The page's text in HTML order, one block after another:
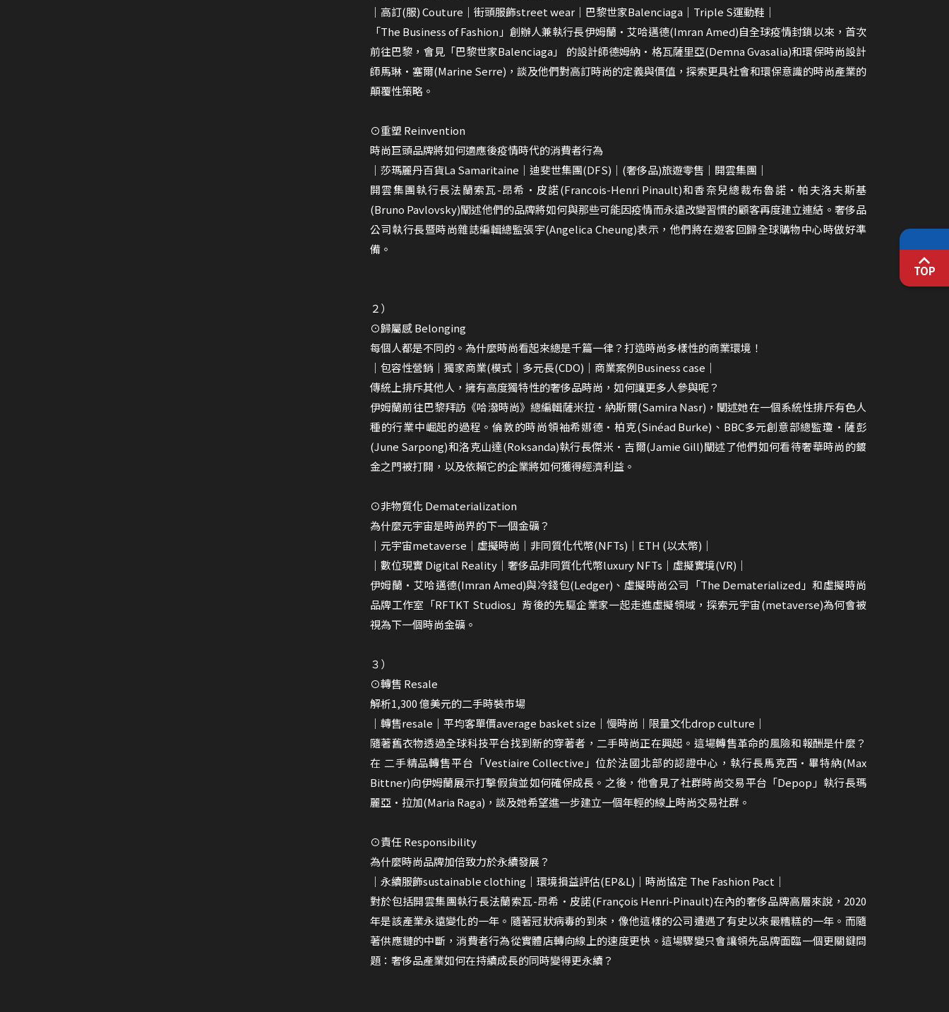
｜高訂(服) Couture｜街頭服飾street wear｜巴黎世家Balenciaga｜Triple S運動鞋｜
「The Business of Fashion」創辦人兼執行長伊姆蘭•艾哈邁德(Imran Amed)自全球疫情封鎖以來，首次
前往巴黎，會見「巴黎世家Balenciaga」 的設計師德姆納•格瓦薩里亞(Demna Gvasalia)和環保時尚設計
師馬琳•塞爾(Marine Serre)，談及他們對高訂時尚的定義與價值，探索更具社會和環保意識的時尚產業的
顛覆性策略。
⊙重塑 Reinvention
時尚巨頭品牌將如何適應後疫情時代的消費者行為
｜莎瑪麗丹百貨La Samaritaine｜迪斐世集團(DFS)｜(奢侈品)旅遊零售｜開雲集團｜
開雲集團執行長法蘭索瓦-昂希•皮諾(Francois-Henri Pinault)和香奈兒總裁布魯諾•帕夫洛夫斯基
(Bruno Pavlovsky)闡述他們的品牌將如何與那些可能因疫情而永遠改變習慣的顧客再度建立連結。奢侈品
公司執行長暨時尚雜誌編輯總監張宇(Angelica Cheung)表示，他們將在遊客回歸全球購物中心時做好準
備。
２）
⊙歸屬感 Belonging
每個人都是不同的。為什麼時尚看起來總是千篇一律？打造時尚多樣性的商業環境！
｜包容性營銷｜獨家商業(模式｜多元長(CDO)｜商業案例Business case｜
傳統上排斥其他人，擁有高度獨特性的奢侈品時尚，如何讓更多人參與呢？
伊姆蘭前往巴黎拜訪《哈潑時尚》總編輯薩米拉•納斯爾(Samira Nasr)，闡述她在一個系統性排斥有色人
種的行業中崛起的過程。倫敦的時尚領袖希娜德•柏克(Sinéad Burke)、BBC多元創意部總監瓊•薩彭
(June Sarpong)和洛克山達(Roksanda)執行長傑米•吉爾(Jamie Gill)闡述了他們如何看待奢華時尚的鍍
金之門被打開，以及依賴它的企業將如何獲得經濟利益。
⊙非物質化 Dematerialization
為什麼元宇宙是時尚界的下一個金礦？
｜元宇宙metaverse｜虛擬時尚｜非同質化代幣(NFTs)｜ETH (以太幣)｜
｜數位現實 Digital Reality｜奢侈品非同質化代幣luxury NFTs｜虛擬實境(VR)｜
伊姆蘭•艾哈邁德(Imran Amed)與冷錢包(Ledger)、虛擬時尚公司「The Dematerialized」和虛擬時尚
品牌工作室「RFTKT Studios」背後的先驅企業家一起走進虛擬領域，探索元宇宙(metaverse)為何會被
視為下一個時尚金礦。
３）
⊙轉售 Resale
解析1,300 億美元的二手時裝市場
｜轉售resale｜平均客單價average basket size｜慢時尚｜限量文化drop culture｜
隨著舊衣物透過全球科技平台找到新的穿著者，二手時尚正在興起。這場轉售革命的風險和報酬是什麼？
在 二手精品轉售平台「Vestiaire Collective」位於法國北部的認證中心，執行長馬克西•畢特納(Max
Bittner)向伊姆蘭展示打擊假貨並如何確保成長。之後，他會見了社群時尚交易平台「Depop」執行長瑪
麗亞•拉加(Maria Raga)，談及她希望進一步建立一個年輕的線上時尚交易社群。
⊙責任 Responsibility
為什麼時尚品牌加倍致力於永續發展？
｜永續服飾sustainable clothing｜環境損益評估(EP&L)｜時尚協定 The Fashion Pact｜
對於包括開雲集團執行長法蘭索瓦-昂希•皮諾(François Henri-Pinault)在內的奢侈品牌高層來說，2020
年是該產業永遠變化的一年。隨著冠狀病毒的到來，像他這樣的公司遭遇了有史以來最糟糕的一年。而隨
著供應鏈的中斷，消費者行為從實體店轉向線上的速度更快。這場驟變只會讓領先品牌面臨一個更關鍵問
題：奢侈品產業如何在持續成長的同時變得更永續？
TOP